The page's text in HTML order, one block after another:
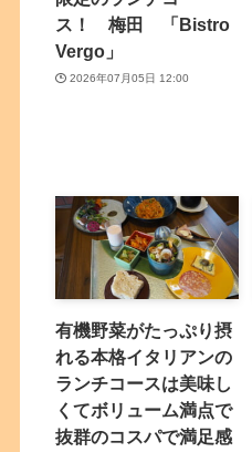
ス！ 梅田 「Bistro
Vergo」
2026年07月05日 12:00
有機野菜がたっぷり摂
れる本格イタリアンの
ランチコースは美味し
くてボリューム満点で
抜群のコスパで満足感